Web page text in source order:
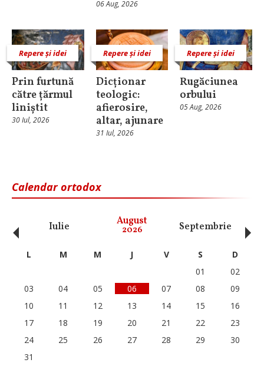
06 Aug, 2026
Repere și idei
Prin furtună
către țărmul
liniștit
30 Iul, 2026
Repere și idei
Dicționar
teologic:
afierosire,
altar, ajunare
31 Iul, 2026
Repere și idei
Rugăciunea
orbului
05 Aug, 2026
Calendar ortodox
Iulie August
2026 Septembrie
‹ L M M J V S
D
01
02
03
04 05 06 07 08
09
10
11 12 13 14 15
16
17
18 19 20 21 22
23
24
25 26 27 28 29
30
31